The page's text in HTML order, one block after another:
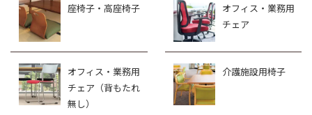
座椅子・高座椅子
オフィス・業務用
チェア
オフィス・業務用
チェア（背もたれ
無し）
介護施設用椅子